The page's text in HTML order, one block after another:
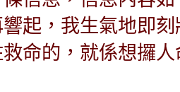
起，我生氣地即
命的，就係想攞